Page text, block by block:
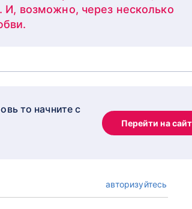
И, возможно, через несколько
то начните с
Перейти на сайт
авторизуйтесь